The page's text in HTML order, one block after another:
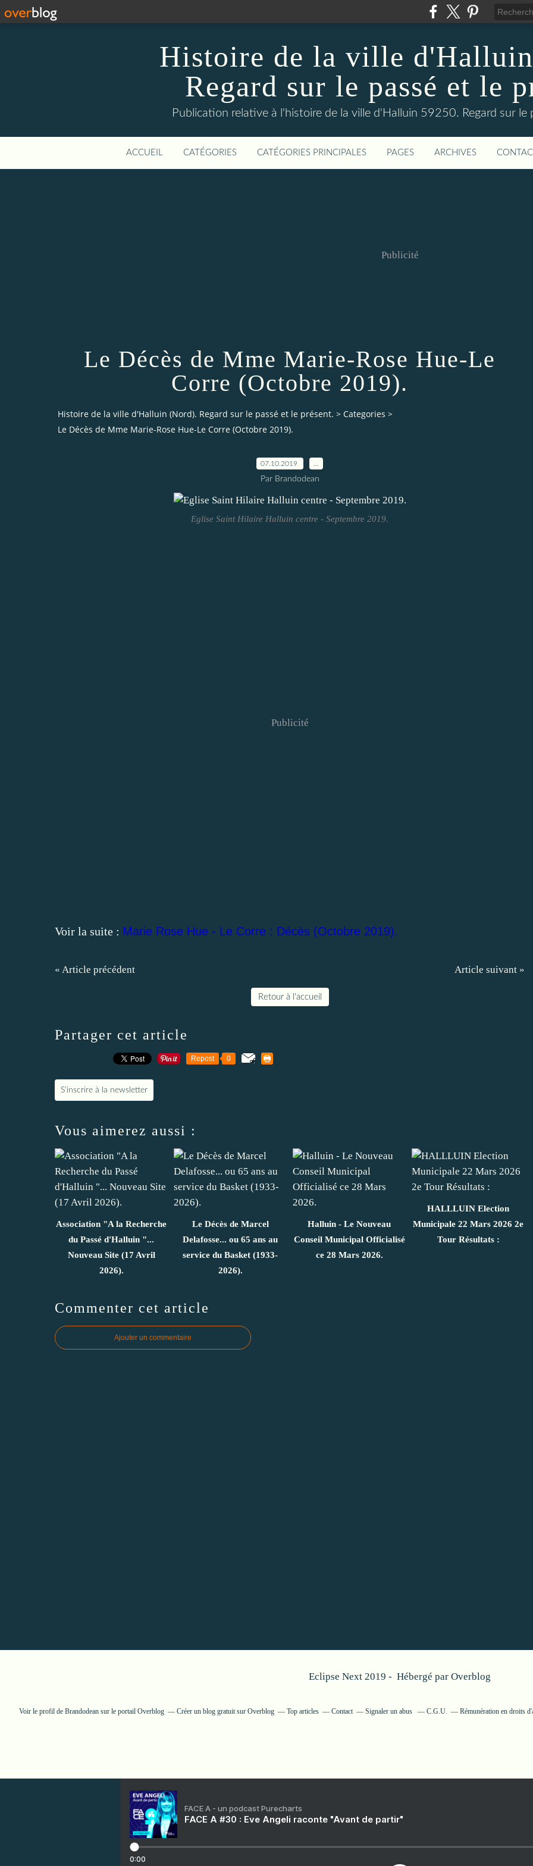
Histoire de la ville
Regard sur le passé et le
Publication relative à l'histoire de la ville d'Halluin 59250. Regard sur le
ACCUEIL CATÉGORIES CATÉGORIES PRINCIPALES PAGES ARCHIVES
Publicité
Le Décès de Mme Marie-Rose Hue-Le
Corre (Octobre 2019).
Histoire de la ville d'Halluin (Nord). Regard sur le passé et le présent. > Categories >
Le Décès de Mme Marie-Rose Hue-Le Corre (Octobre 2019).
07.10.2019
Par Brandodean
Eglise Saint Hilaire Halluin centre - Septembre 2019.
Publicité
Voir la suite : Marie Rose Hue - Le Corre : Décès (Octobre 2019).
« Article précédent Article suivant »
Retour à l'accueil
Partager cet article
Repost 0
S'inscrire à la newsletter
Vous aimerez aussi :
Association "A la Recherche
du Passé d'Halluin "...
Nouveau Site (17 Avril
2026).
Le Décès de Marcel
Delafosse... ou 65 ans au
service du Basket (1933-
2026).
Halluin - Le Nouveau
Conseil Municipal Officialisé
ce 28 Mars 2026.
HALLLUIN Election
Municipale 22 Mars 2026 2e
Tour Résultats :
Commenter cet article
Ajouter un commentaire
Eclipse Next 2019 - Hébergé par Overblog
Voir le profil de Brandodean sur le portail Overblog Créer un blog gratuit sur Overblog Top articles Contact Signaler un abus C.G.U. Rémunération en droits
FACE A - un podcast Purecharts
FACE A #30 : Eve Angeli raconte "Avant de partir"
0:00